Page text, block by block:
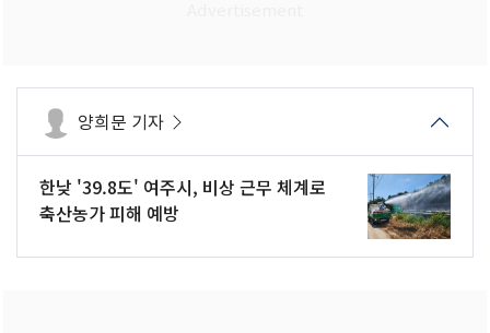
양희문 기자
한낮 '39.8도' 여주시, 비상 근무 체계로
축산농가 피해 예방